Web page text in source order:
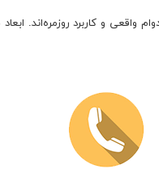
واقعی و کاربرد